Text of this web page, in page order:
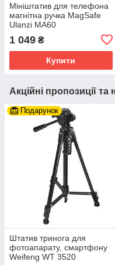
Мініштатив для телефона
магнітна ручка MagSafe
Ulanzi MA60
1 049 ₴
Купити
Акційні пропозиції та
Подарунок
Штатив тринога для
фотоапарату, смартфону
Weifeng WT 3520